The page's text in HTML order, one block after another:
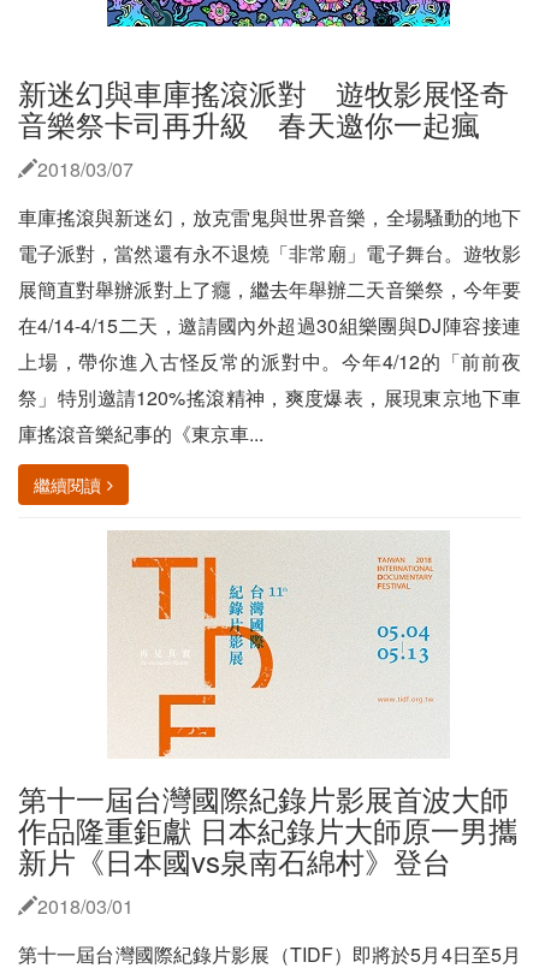
新迷幻與車庫搖滾派對 遊牧影展怪奇
音樂祭卡司再升級 春天邀你一起瘋
2018/03/07
車庫搖滾與新迷幻，放克雷鬼與世界音樂，全場騷動的地下
電子派對，當然還有永不退燒「非常廟」電子舞台。遊牧影
展簡直對舉辦派對上了癮，繼去年舉辦二天音樂祭，今年要
在4/14-4/15二天，邀請國內外超過30組樂團與DJ陣容接連
上場，帶你進入古怪反常的派對中。今年4/12的「前前夜
祭」特別邀請120%搖滾精神，爽度爆表，展現東京地下車
庫搖滾音樂紀事的《東京車...
繼續閱讀
第十一屆台灣國際紀錄片影展首波大師
作品隆重鉅獻 日本紀錄片大師原一男攜
新片《日本國vs泉南石綿村》登台
2018/03/01
第十一屆台灣國際紀錄片影展（TIDF）即將於5月4日至5月